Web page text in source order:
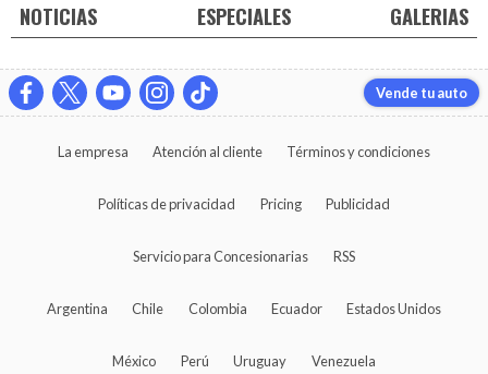
NOTICIAS ESPECIALES GALERIAS
Vende tu auto
La empresa Atención al cliente Términos y condiciones
Políticas de privacidad Pricing Publicidad
Servicio para Concesionarias RSS
Argentina Chile Colombia Ecuador Estados Unidos
México Perú Uruguay Venezuela